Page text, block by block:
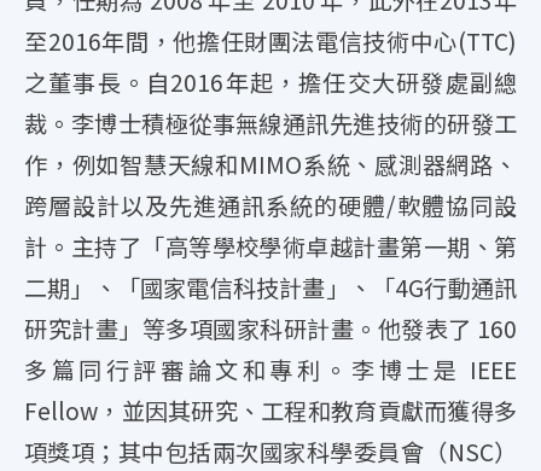
至2016年間，他擔任財團法電信技術中心(TTC)
之董事長。自2016年起，擔任交大研發處副總
裁。李博士積極從事無線通訊先進技術的研發工
作，例如智慧天線和MIMO系統、感測器網路、
跨層設計以及先進通訊系統的硬體/軟體協同設
計。主持了「高等學校學術卓越計畫第一期、第
二期」、「國家電信科技計畫」、「4G行動通訊
研究計畫」等多項國家科研計畫。他發表了 160
多篇同行評審論文和專利。李博士是 IEEE
Fellow，並因其研究、工程和教育貢獻而獲得多
項獎項；其中包括兩次國家科學委員會（NSC）